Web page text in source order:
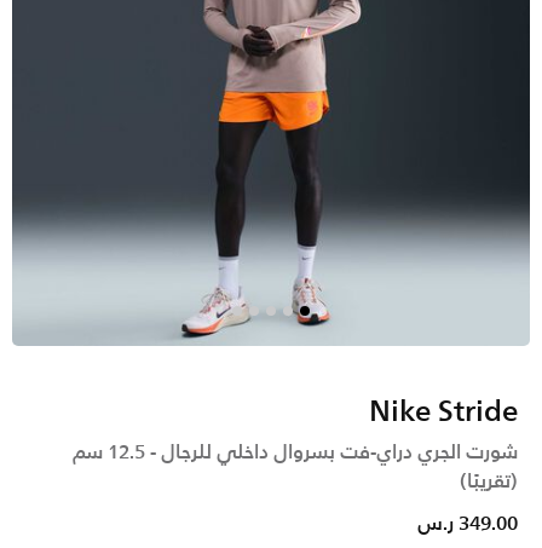
Nike Stride
شورت الجري دراي-فت بسروال داخلي للرجال - 12.5 سم
(تقريبًا)
349.00 ر.س